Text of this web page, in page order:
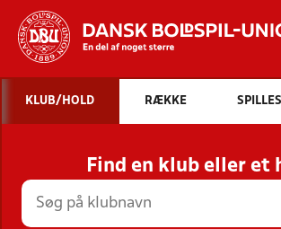
Hvad
INDHOLD
STILLINGER, RESULTATER,
HOLD
KLUB/HOLD RÆKKE
Find en klub eller et